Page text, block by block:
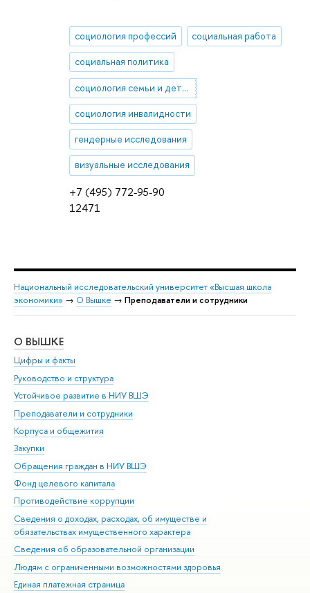
+7 (495) 772-95-90
12471
социология профессий социальная работа
социальная политика
социология семьи и детства
социология инвалидности
гендерные исследования
визуальные исследования
Национальный исследовательский университет «Высшая школа
экономики» → О Вышке → Преподаватели и сотрудники
О ВЫШКЕ
Цифры и факты
Руководство и структура
Устойчивое развитие в НИУ ВШЭ
Преподаватели и сотрудники
Корпуса и общежития
Закупки
Обращения граждан в НИУ ВШЭ
Фонд целевого капитала
Противодействие коррупции
Сведения о доходах, расходах, об имуществе и
обязательствах имущественного характера
Сведения об образовательной организации
Людям с ограниченными возможностями здоровья
Единая платежная страница